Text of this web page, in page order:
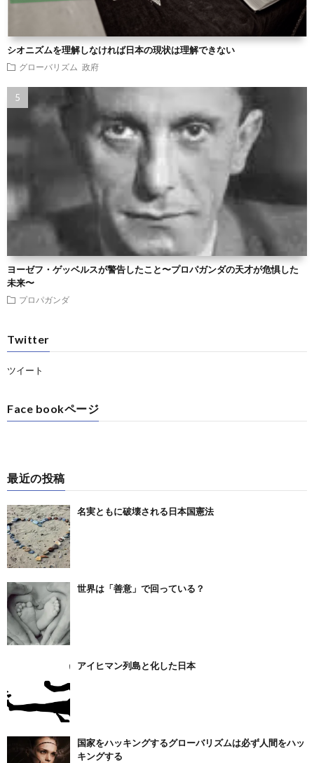
シオニズムを理解しなければ日本の現状は理解できない
グローバリズム 政府
ヨーゼフ・ゲッベルスが警告したこと〜プロパガンダの天才が危惧した
未来〜
プロパガンダ
Twitter
ツイート
Face bookページ
最近の投稿
名実ともに破壊される日本国憲法
世界は「善意」で回っている？
アイヒマン列島と化した日本
国家をハッキングするグローバリズムは必ず人間をハッ
キングする